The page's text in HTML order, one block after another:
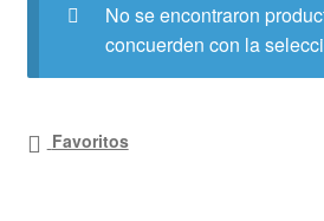
No se encontraron
concuerden con la
Favoritos